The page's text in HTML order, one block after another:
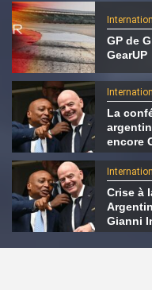
GP de
GearUP
La
encore
Crise à
Gianni